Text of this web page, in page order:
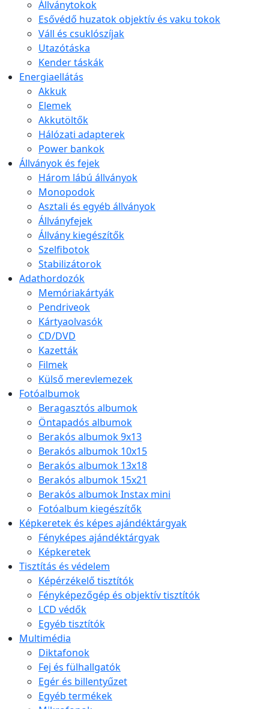
Állványtokok
Esővédő huzatok objektív és vaku tokok
Váll és csuklószíjak
Utazótáska
Kender táskák
Energiaellátás
Akkuk
Elemek
Akkutöltők
Hálózati adapterek
Power bankok
Állványok és fejek
Három lábú állványok
Monopodok
Asztali és egyéb állványok
Állványfejek
Állvány kiegészítők
Szelfibotok
Stabilizátorok
Adathordozók
Memóriakártyák
Pendriveok
Kártyaolvasók
CD/DVD
Kazetták
Filmek
Külső merevlemezek
Fotóalbumok
Beragasztós albumok
Öntapadós albumok
Berakós albumok 9x13
Berakós albumok 10x15
Berakós albumok 13x18
Berakós albumok 15x21
Berakós albumok Instax mini
Fotóalbum kiegészítők
Képkeretek és képes ajándéktárgyak
Fényképes ajándéktárgyak
Képkeretek
Tisztítás és védelem
Képérzékelő tisztítók
Fényképezőgép és objektív tisztítók
LCD védők
Egyéb tisztítók
Multimédia
Diktafonok
Fej és fülhallgatók
Egér és billentyűzet
Egyéb termékek